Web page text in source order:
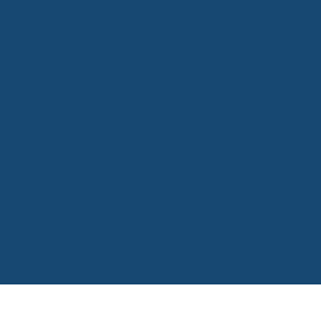
link, opens in a new window)